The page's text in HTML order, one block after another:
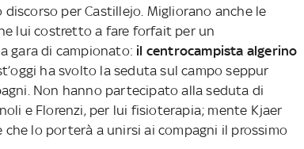
per Castillejo. Migliorano anche le
lui costretto a fare forfait per un
gara di campionato: il centrocampista algerino
ha svolto la seduta sul campo seppur
Non hanno partecipato alla seduta di
e Florenzi, per lui fisioterapia; mente Kjaer
lo porterà a unirsi ai compagni il prossimo